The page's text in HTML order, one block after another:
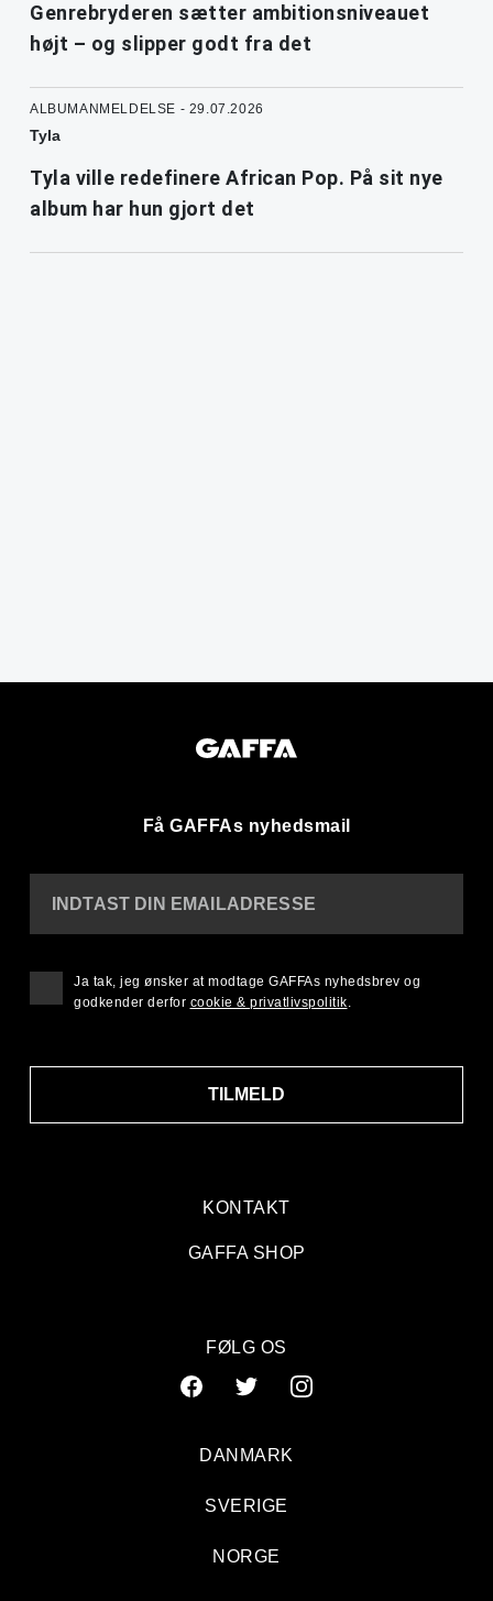
Genrebryderen sætter ambitionsniveauet
højt – og slipper godt fra det
ALBUMANMELDELSE - 29.07.2026
Tyla
Tyla ville redefinere African Pop. På sit nye
album har hun gjort det
Få GAFFAs nyhedsmail
KONTAKT
GAFFA SHOP
INDTAST DIN EMAILADRESSE
TILMELD
Ja tak, jeg ønsker at modtage GAFFAs nyhedsbrev og
godkender derfor cookie & privatlivspolitik.
FØLG OS
DANMARK
SVERIGE
NORGE